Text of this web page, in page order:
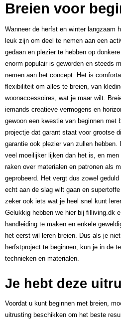
Breien voor
Wanneer de herfst en winter langzaam
leuk zijn om deel te nemen aan een
gedaan en plezier te hebben op
enorm populair is geworden en steeds
nemen aan het concept. Het is
flexibiliteit om alles te breien, van
woonaccessoires, wat je maar wilt.
iemands creatieve vermogens en
gewoon een kwestie van beginnen met
projectje dat garant staat voor grootse
garantie ook plezier van zullen hebben.
veel moeilijker lijken dan het is, en
raken over materialen en patronen als
geprobeerd. Het vergt dus zowel
echt aan de slag wilt gaan en
zeker ook iets wat je heel snel kunt
Gelukkig hebben we hier bij filliving.dk
handleiding te maken en enkele
het eerst wil leren breien. Dus als je
herfstproject te beginnen, kun je in de
technieken en materialen.
Je hebt deze
Voordat u kunt beginnen met breien,
uitrusting beschikken om het beste